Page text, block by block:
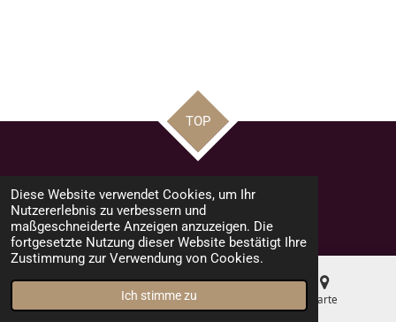
Diese Website verwendet Cookies, um Ihr
Nutzererlebnis zu verbessern und
maßgeschneiderte Anzeigen anzuzeigen. Die
fortgesetzte Nutzung dieser Website bestätigt Ihre
Zustimmung zur Verwendung von Cookies.
Ich stimme zu
TOP
© 2023 - 2026 road racing news by Mario
Mit Unterstützung von Webador
Telefon Karte